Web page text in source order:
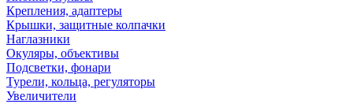
Крепления, адаптеры
Крышки, защитные колпачки
Наглазники
Окуляры, объективы
Подсветки, фонари
Турели, кольца, регуляторы
Увеличители